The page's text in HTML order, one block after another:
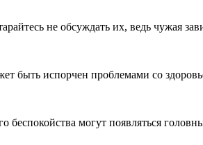
не обсуждать их, ведь чужая
быть испорчен проблемами со
беспокойства могут появляться